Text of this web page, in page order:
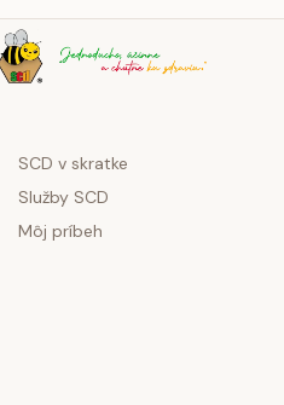
SCD v skratke
Služby SCD
Môj príbeh